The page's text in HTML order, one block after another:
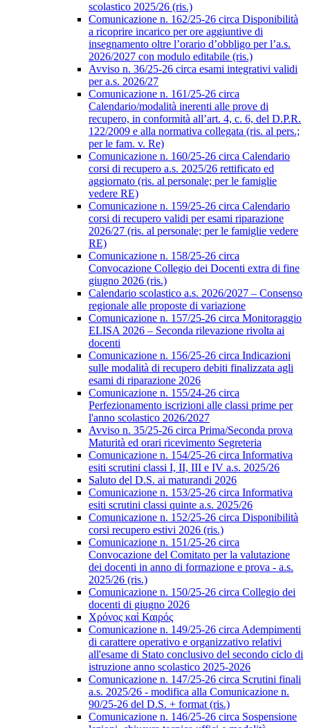
scolastico 2025/26 (ris.)
Comunicazione n. 162/25-26 circa Disponibilità
a ricoprire incarico per ore aggiuntive di
insegnamento oltre l’orario d’obbligo per l’a.s.
2026/2027 con modulo editabile (ris.)
Avviso n. 36/25-26 circa esami integrativi validi
per a.s. 2026/27
Comunicazione n. 161/25-26 circa
Calendario/modalità inerenti alle prove di
recupero, in conformità all’art. 4, c. 6, del D.P.R.
122/2009 e alla normativa collegata (ris. al pers.;
per le fam. v. Re)
Comunicazione n. 160/25-26 circa Calendario
corsi di recupero a.s. 2025/26 rettificato ed
aggiornato (ris. al personale; per le famiglie
vedere RE)
Comunicazione n. 159/25-26 circa Calendario
corsi di recupero validi per esami riparazione
2026/27 (ris. al personale; per le famiglie vedere
RE)
Comunicazione n. 158/25-26 circa
Convocazione Collegio dei Docenti extra di fine
giugno 2026 (ris.)
Calendario scolastico a.s. 2026/2027 – Consenso
regionale alle proposte di variazione
Comunicazione n. 157/25-26 circa Monitoraggio
ELISA 2026 – Seconda rilevazione rivolta ai
docenti
Comunicazione n. 156/25-26 circa Indicazioni
sulle modalità di recupero debiti finalizzata agli
esami di riparazione 2026
Comunicazione n. 155/24-26 circa
Perfezionamento iscrizioni alle classi prime per
l'anno scolastico 2026/2027
Avviso n. 35/25-26 circa Prima/Seconda prova
Maturità ed orari ricevimento Segreteria
Comunicazione n. 154/25-26 circa Informativa
esiti scrutini classi I, II, III e IV a.s. 2025/26
Saluto del D.S. ai maturandi 2026
Comunicazione n. 153/25-26 circa Informativa
esiti scrutini classi quinte a.s. 2025/26
Comunicazione n. 152/25-26 circa Disponibilità
corsi recupero estivi 2026 (ris.)
Comunicazione n. 151/25-26 circa
Convocazione del Comitato per la valutazione
dei docenti in anno di formazione e prova - a.s.
2025/26 (ris.)
Comunicazione n. 150/25-26 circa Collegio dei
docenti di giugno 2026
Χρόνος καὶ Καιρός
Comunicazione n. 149/25-26 circa Adempimenti
di carattere operativo e organizzativo relativi
all'esame di Stato conclusivo del secondo ciclo di
istruzione anno scolastico 2025-2026
Comunicazione n. 147/25-26 circa Scrutini finali
a.s. 2025/26 - modifica alla Comunicazione n.
90/25-26 del D.S. + format (ris.)
Comunicazione n. 146/25-26 circa Sospensione